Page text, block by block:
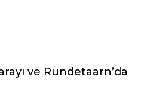
ve Rundetaarn’da